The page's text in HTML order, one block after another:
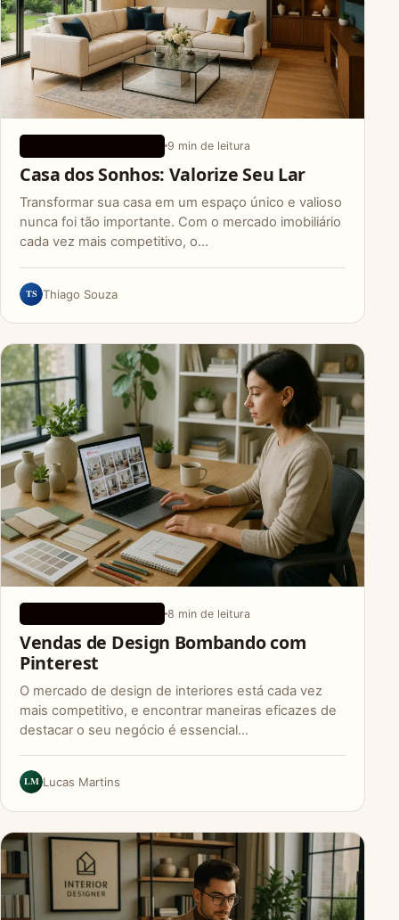
9 min de leitura
Casa dos Sonhos: Valorize Seu Lar
Transformar sua casa em um espaço único e valioso
nunca foi tão importante. Com o mercado imobiliário
cada vez mais competitivo, o…
TS Thiago Souza
8 min de leitura
Vendas de Design Bombando com
Pinterest
O mercado de design de interiores está cada vez
mais competitivo, e encontrar maneiras eficazes de
destacar o seu negócio é essencial…
LM Lucas Martins